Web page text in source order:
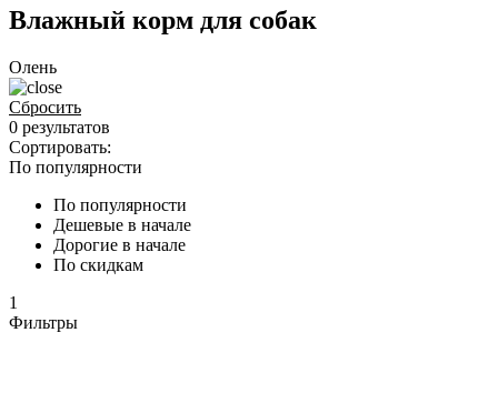
Влажный корм для собак
Олень
Сбросить
0 результатов
Сортировать:
По популярности
По популярности
Дешевые в начале
Дорогие в начале
По скидкам
1
Фильтры